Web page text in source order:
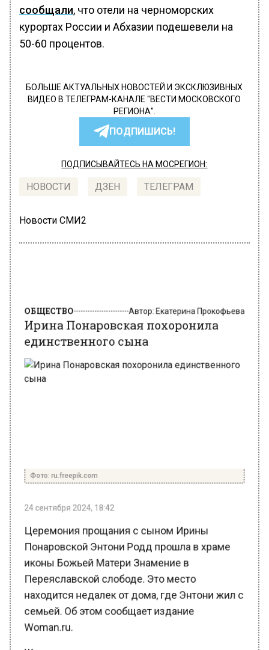
сообщали, что отели на черноморских
курортах России и Абхазии подешевели на
50-60 процентов.
БОЛЬШЕ АКТУАЛЬНЫХ НОВОСТЕЙ И ЭКСКЛЮЗИВНЫХ
ВИДЕО В ТЕЛЕГРАМ-КАНАЛЕ "ВЕСТИ МОСКОВСКОГО
РЕГИОНА".
ПОДПИШИСЬ!
ПОДПИСЫВАЙТЕСЬ НА МОСРЕГИОН:
НОВОСТИ ДЗЕН ТЕЛЕГРАМ
Новости СМИ2
единственного сына
Церемония прощания с сыном Ирины
Понаровской Энтони Родд прошла в храме
иконы Божьей Матери Знамение в
Переяславской слободе. Это место
находится недалек от дома, где Энтони жил с
семьей. Об этом сообщает издание
Woman.ru.